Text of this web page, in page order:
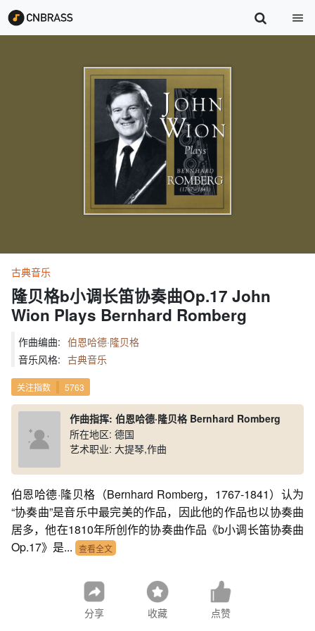
古典音乐
隆贝格b小调长笛协奏曲Op.17 John
Wion Plays Bernhard Romberg
作曲编曲: 伯恩哈德·隆贝格
音乐风格: 古典音乐
关注指数 5763
作曲指挥: 伯恩哈德·隆贝格 Bernhard Romberg
所在地区: 德国
艺术职业: 大提琴,作曲
伯恩哈德·隆贝格（Bernhard Romberg，1767-1841）认为
“协奏曲”是音乐中最完美的作品，因此他的作品也以协奏曲
居多，他在1810年所创作的协奏曲作品《b小调长笛协奏曲
Op.17》是... 查看全文
分享 收藏 点赞